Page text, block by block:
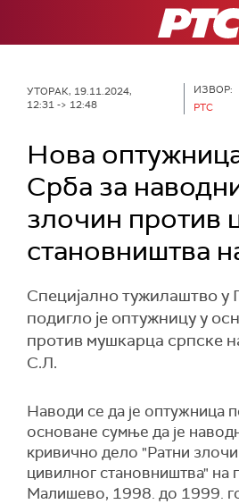
РТС
УТОРАК, 19.11.2024,
12:31 -> 12:48
ИЗВОР:
РТС
Нова
Срба за
злочин против
становништва
Специјално тужилаштво
подигло је оптужницу у
против мушкарца српске
С.Л.
Наводи се да је оптужница
основане сумње да је
кривично дело "Ратни
цивилног становништва" на
Малишево, 1998. до 1999.